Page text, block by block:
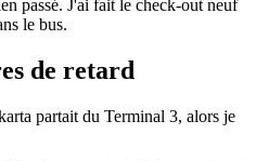
passé. J'ai fait le check-out neuf
le bus.
de retard
partait du Terminal 3, alors je